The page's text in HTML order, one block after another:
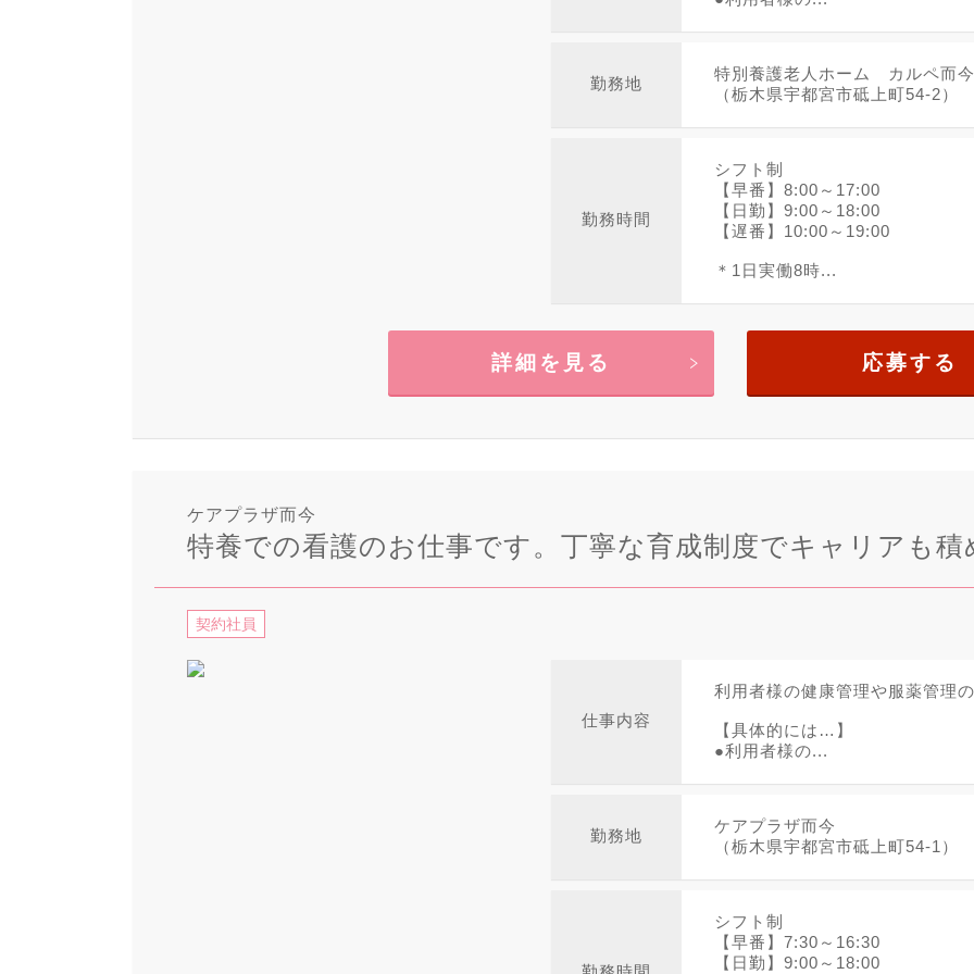
勤務地
特別養護老人ホーム カルペ而今
（栃木県宇都宮市砥上町54-2）
勤務時間
シフト制
【早番】8:00～17:00
【日勤】9:00～18:00
【遅番】10:00～19:00
＊1日実働8時...
詳細を見る 応募する
ケアプラザ而今
特養での看護のお仕事です。丁寧な育成制度でキャリアも積
契約社員
仕事内容
利用者様の健康管理や服薬管理
【具体的には…】
●利用者様の...
勤務地
ケアプラザ而今
（栃木県宇都宮市砥上町54-1）
シフト制
【早番】7:30～16:30
【日勤】9:00～18:00